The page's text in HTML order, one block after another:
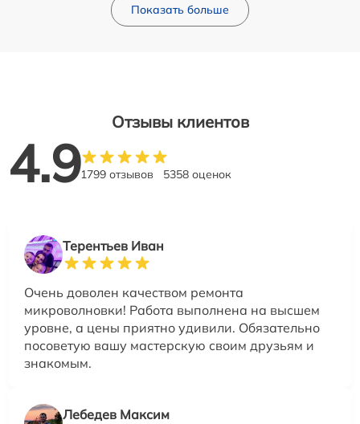
Показать больше
Отзывы клиентов
4.91799 отзывов 5358 оценок
Терентьев Иван
Очень доволен качеством ремонта
микроволновки! Работа выполнена на высшем
уровне, а цены приятно удивили. Обязательно
посоветую вашу мастерскую своим друзьям и
знакомым.
Лебедев Максим